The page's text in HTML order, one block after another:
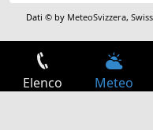
Dati © by MeteoSvizzera,
Elenco Meteo